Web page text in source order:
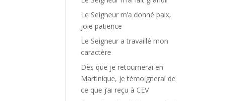
Le Seigneur m’a donné paix,
joie patience
Le Seigneur a travaillé mon
caractère
Dès que je retournerai en
Martinique, je témoignerai de
ce que j’ai reçu à CEV